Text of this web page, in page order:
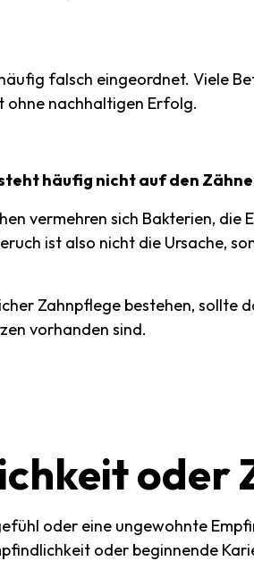
falsch eingeordnet. Viele
ohne nachhaltigen Erfolg.
häufig nicht auf den
vermehren sich Bakterien,
ist also nicht die Ursache,
Zahnpflege bestehen, sollte
vorhanden sind.
oder
oder eine ungewohnte
oder beginnende